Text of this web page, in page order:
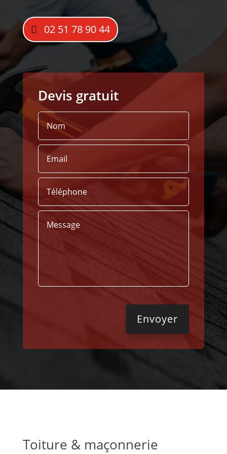
02 51 78 90 44
Devis gratuit
Envoyer
Toiture & maçonnerie